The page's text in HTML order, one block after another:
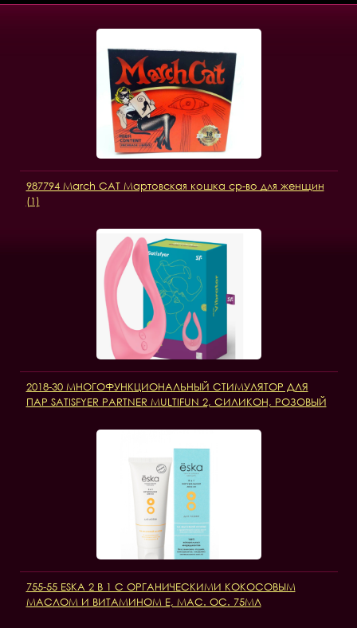
987794 March CAT Мартовская кошка ср-во для женщин
(1)
2018-30 МНОГОФУНКЦИОНАЛЬНЫЙ СТИМУЛЯТОР ДЛЯ
ПАР SATISFYER PARTNER MULTIFUN 2, СИЛИКОН, РОЗОВЫЙ
755-55 ESKA 2 В 1 С ОРГАНИЧЕСКИМИ КОКОСОВЫМ
МАСЛОМ И ВИТАМИНОМ Е, МАС. ОС. 75МЛ